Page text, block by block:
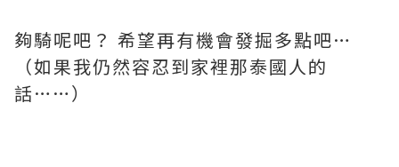
夠騎呢吧？ 希望再有機會發掘多點吧…
（如果我仍然容忍到家裡那泰國人的
話……）